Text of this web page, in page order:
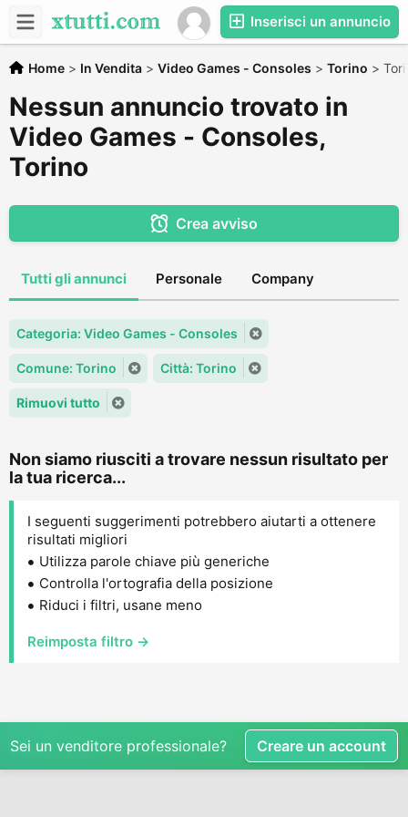
Inserisci un annuncio
Home > In Vendita > Video Games - Consoles > Torino >
Nessun annuncio trovato in
Video Games - Consoles,
Torino
Crea avviso
Tutti gli annunci Personale Company
Categoria: Video Games - Consoles
Comune: Torino Città: Torino
Rimuovi tutto
Non siamo riusciti a trovare nessun risultato per
la tua ricerca...
I seguenti suggerimenti potrebbero aiutarti a ottenere
risultati migliori
Utilizza parole chiave più generiche
Controlla l'ortografia della posizione
Riduci i filtri, usane meno
Reimposta filtro →
Sei un venditore professionale? Creare un account